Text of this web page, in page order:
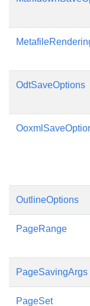
OdtSaveOptions
OutlineOptions
PageRange
PageSavingArgs
PageSet